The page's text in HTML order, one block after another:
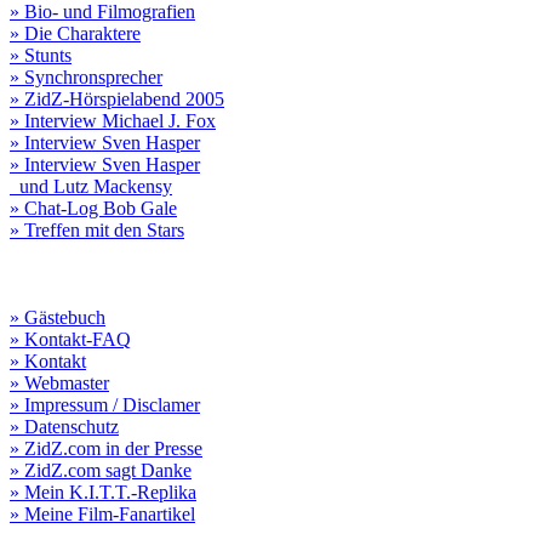
» Bio- und Filmografien
» Die Charaktere
» Stunts
» Synchronsprecher
» ZidZ-Hörspielabend 2005
» Interview Michael J. Fox
» Interview Sven Hasper
» Interview Sven Hasper
und Lutz Mackensy
» Chat-Log Bob Gale
» Treffen mit den Stars
» Gästebuch
» Kontakt-FAQ
» Kontakt
» Webmaster
» Impressum / Disclamer
» Datenschutz
» ZidZ.com in der Presse
» ZidZ.com sagt Danke
» Mein K.I.T.T.-Replika
» Meine Film-Fanartikel